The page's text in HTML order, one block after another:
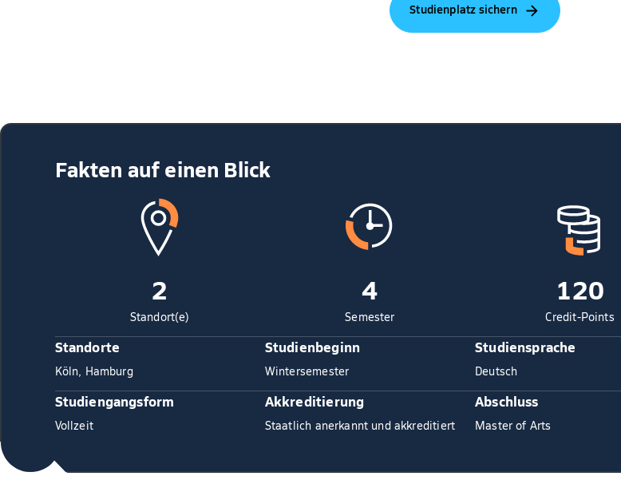
Studienplatz sichern
Fakten auf einen Blick
2
Standort(e)
4
Semester
120
Credit-Points
Standorte
Köln, Hamburg
Studienbeginn
Wintersemester
Studiensprache
Deutsch
Studiengangsform
Vollzeit
Akkreditierung
Staatlich anerkannt und akkreditiert
Abschluss
Master of Arts